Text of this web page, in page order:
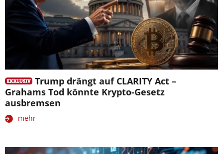
Trump drängt auf CLARITY Act –
Grahams Tod könnte Krypto-Gesetz
ausbremsen
mehr